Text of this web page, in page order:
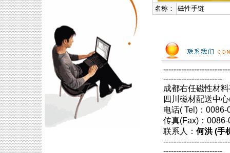
名称： 磁性手链
-----------------------
成都右任磁性材
四川磁材配送中
电话( Tel)：
传真(Fax)：
联系人： 何洪 (手
-----------------------